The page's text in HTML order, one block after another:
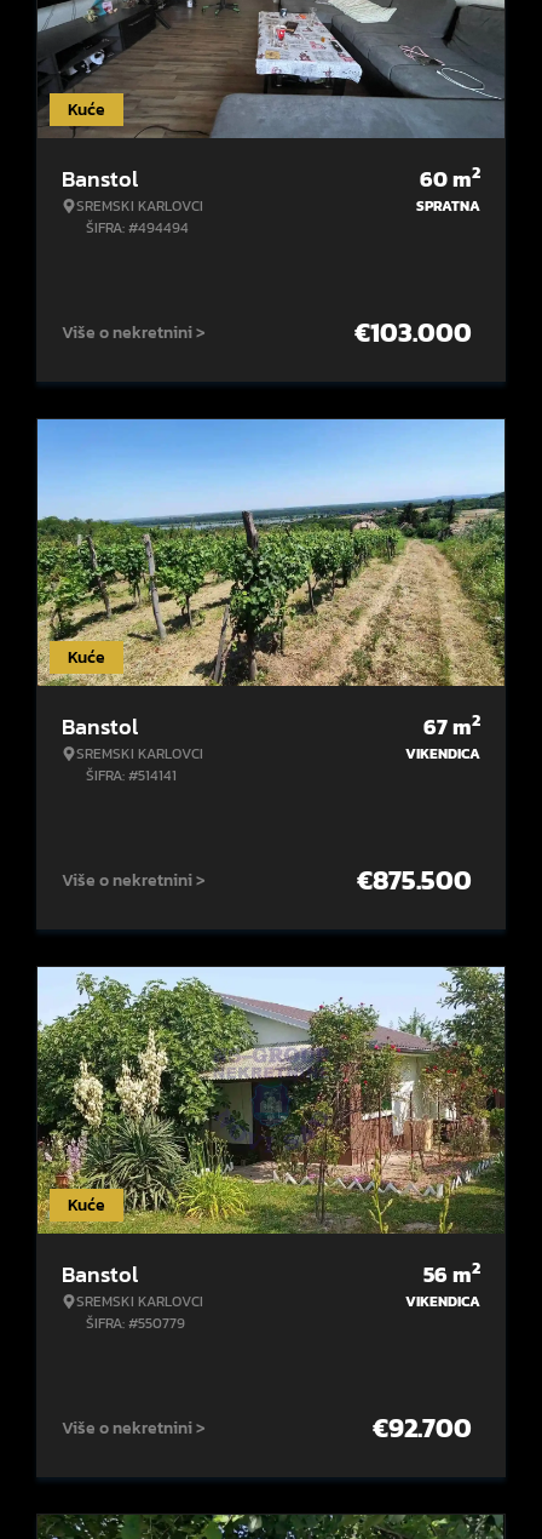
Kuće
Banstol
SREMSKI KARLOVCI
ŠIFRA: #494494
60m2
SPRATNA
Više o nekretnini > €103.000
Kuće
Banstol
SREMSKI KARLOVCI
ŠIFRA: #514141
67m2
VIKENDICA
Više o nekretnini > €875.500
Kuće
Banstol
SREMSKI KARLOVCI
ŠIFRA: #550779
56m2
VIKENDICA
Više o nekretnini > €92.700